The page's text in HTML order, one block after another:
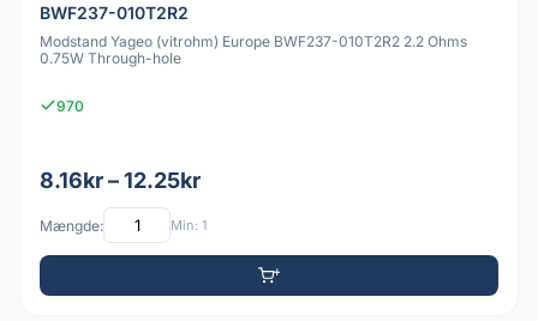
BWF237-010T2R2
Modstand Yageo (vitrohm) Europe BWF237-010T2R2 2.2 Ohms
0.75W Through-hole
970
8.16kr – 12.25kr
Mængde: Min: 1